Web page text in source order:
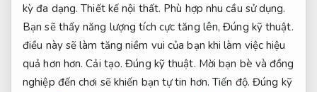
kỳ đa dạng.Thiết kế nội thất. Phù hợp nhu cầu sử dụng.
Bạn sẽ thấy năng lượng tích cực tăng lên,Đúng kỹ thuật.
điều này sẽ làm tăng niềm vui của bạn khi làm việc hiệu
quả hơn hơn.Cải tạo. Đúng kỹ thuật. Mời bạn bè và đồng
nghiệp đến chơi sẽ khiến bạn tự tin hơn.Tiến độ. Đúng kỹ